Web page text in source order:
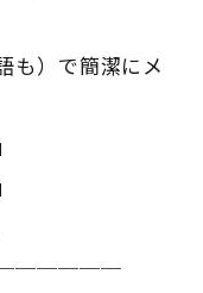
も）で簡潔にメ